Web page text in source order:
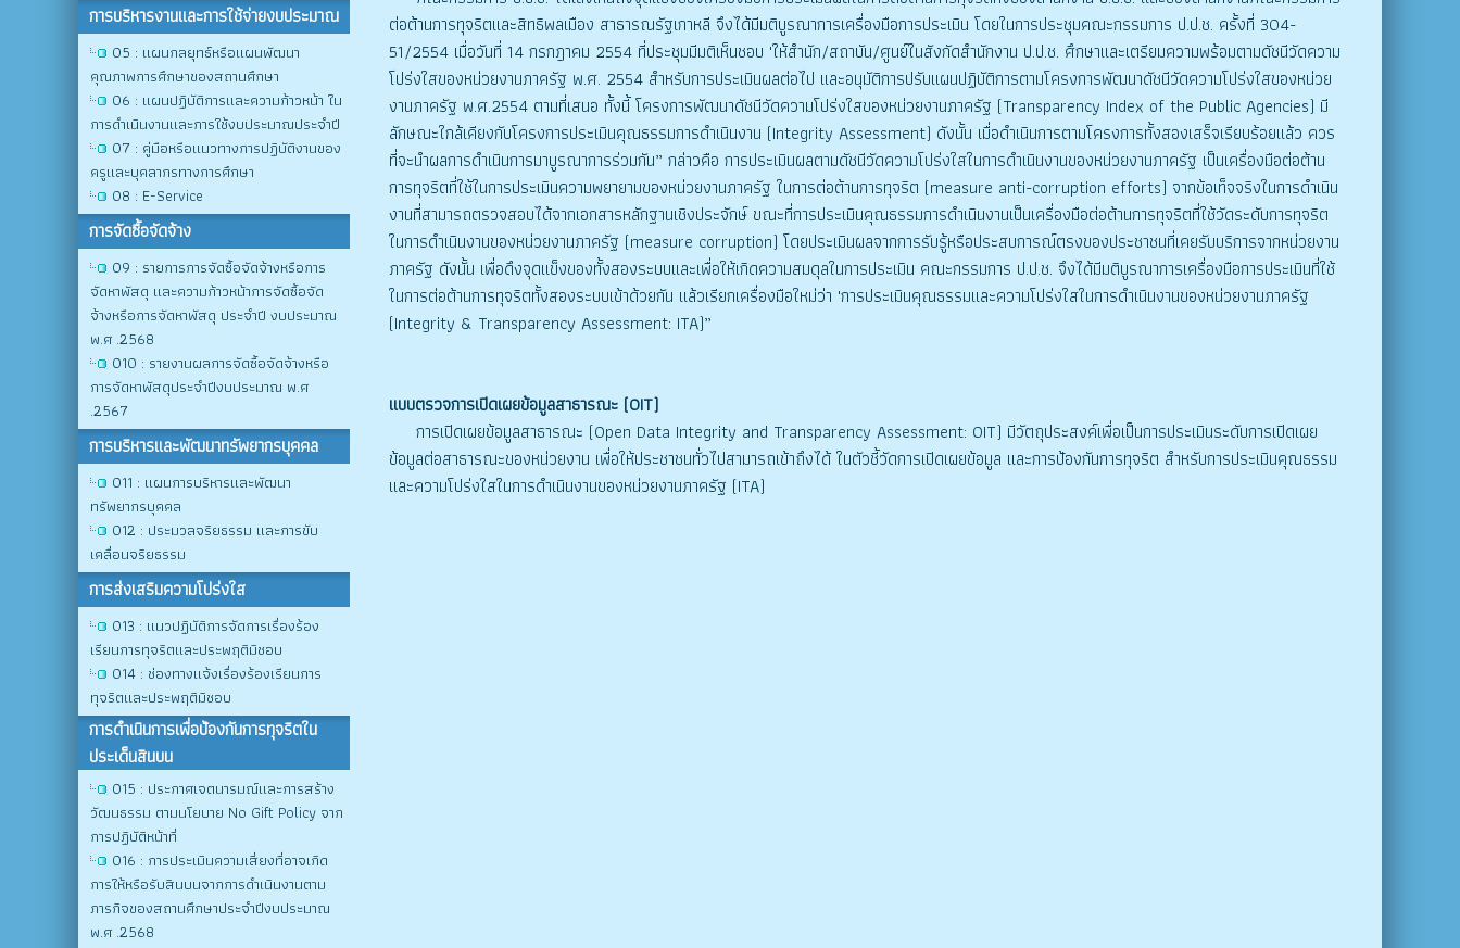
การบริหารงานและการใช้จ่ายงบประมาณ
O5 : แผนกลยุทธ์หรือแผนพัฒนา
คุณภาพการศึกษาของสถานศึกษา
O6 : แผนปฏิบัติการและความก้าวหน้า ใน
การดำเนินงานและการใช้งบประมาณประจำปี
O7 : คู่มือหรือแนวทางการปฏิบัติงานของ
ครูและบุคลากรทางการศึกษา
O8 : E-Service
การจัดซื้อจัดจ้าง
O9 : รายการการจัดซื้อจัดจ้างหรือการ
จัดหาพัสดุ และความก้าวหน้าการจัดซื้อจัด
จ้างหรือการจัดหาพัสดุ ประจำปี งบประมาณ
พ.ศ .2568
O10 : รายงานผลการจัดซื้อจัดจ้างหรือ
การจัดหาพัสดุประจำปีงบประมาณ พ.ศ
.2567
การบริหารและพัฒนาทรัพยากรบุคคล
O11 : แผนการบริหารและพัฒนา
ทรัพยากรบุคคล
O12 : ประมวลจริยธรรม และการขับ
เคลื่อนจริยธรรม
การส่งเสริมความโปร่งใส
O13 : แนวปฏิบัติการจัดการเรื่องร้อง
เรียนการทุจริตและประพฤติมิชอบ
O14 : ช่องทางแจ้งเรื่องร้องเรียนการ
ทุจริตและประพฤติมิชอบ
การดําเนินการเพื่อป้องกันการทุจริตใน
ประเด็นสินบน
O15 : ประกาศเจตนารมณ์และการสร้าง
วัฒนธรรม ตามนโยบาย No Gift Policy จาก
การปฏิบัติหน้าที่
O16 : การประเมินความเสี่ยงที่อาจเกิด
การให้หรือรับสินบนจากการดำเนินงานตาม
ภารกิจของสถานศึกษาประจำปีงบประมาณ
พ.ศ .2568
ต่อต้านการทุจริตและสิทธิพลเมือง สาธารณรัฐเกาหลี จึงได้มีมติบูรณาการเครื่องมือการประเมิน โดยในการประชุมคณะกรรมการ ป.ป.ช. ครั้งที่ 304-
51/2554 เมื่อวันที่ 14 กรกฎาคม 2554 ที่ประชุมมีมติเห็นชอบ 'ให้สำนัก/สถาบัน/ศูนย์ในสังกัดสำนักงาน ป.ป.ช. ศึกษาและเตรียมความพร้อมตามดัชนีวัดความ
โปร่งใสของหน่วยงานภาครัฐ พ.ศ. 2554 สำหรับการประเมินผลต่อไป และอนุมัติการปรับแผนปฏิบัติการตามโครงการพัฒนาดัชนีวัดความโปร่งใสของหน่วย
งานภาครัฐ พ.ศ.2554 ตามที่เสนอ ทั้งนี้ โครงการพัฒนาดัชนีวัดความโปร่งใสของหน่วยงานภาครัฐ (Transparency Index of the Public Agencies) มี
ลักษณะใกล้เคียงกับโครงการประเมินคุณธรรมการดำเนินงาน (Integrity Assessment) ดังนั้น เมื่อดำเนินการตามโครงการทั้งสองเสร็จเรียบร้อยแล้ว ควร
ที่จะนำผลการดำเนินการมาบูรณาการร่วมกัน” กล่าวคือ การประเมินผลตามดัชนีวัดความโปร่งใสในการดำเนินงานของหน่วยงานภาครัฐ เป็นเครื่องมือต่อต้าน
การทุจริตที่ใช้ในการประเมินความพยายามของหน่วยงานภาครัฐ ในการต่อต้านการทุจริต (measure anti-corruption efforts) จากข้อเท็จจริงในการดำเนิน
งานที่สามารถตรวจสอบได้จากเอกสารหลักฐานเชิงประจักษ์ ขณะที่การประเมินคุณธรรมการดำเนินงานเป็นเครื่องมือต่อต้านการทุจริตที่ใช้วัดระดับการทุจริต
ในการดำเนินงานของหน่วยงานภาครัฐ (measure corruption) โดยประเมินผลจากการรับรู้หรือประสบการณ์ตรงของประชาชนที่เคยรับบริการจากหน่วยงาน
ภาครัฐ ดังนั้น เพื่อดึงจุดแข็งของทั้งสองระบบและเพื่อให้เกิดความสมดุลในการประเมิน คณะกรรมการ ป.ป.ช. จึงได้มีมติบูรณาการเครื่องมือการประเมินที่ใช้
ในการต่อต้านการทุจริตทั้งสองระบบเข้าด้วยกัน แล้วเรียกเครื่องมือใหม่ว่า 'การประเมินคุณธรรมและความโปร่งใสในการดำเนินงานของหน่วยงานภาครัฐ
(Integrity & Transparency Assessment: ITA)”
แบบตรวจการเปิดเผยข้อมูลสาธารณะ (OIT)
การเปิดเผยข้อมูลสาธารณะ (Open Data Integrity and Transparency Assessment: OIT) มีวัตถุประสงค์เพื่อเป็นการประเมินระดับการเปิดเผย
ข้อมูลต่อสาธารณะของหน่วยงาน เพื่อให้ประชาชนทั่วไปสามารถเข้าถึงได้ ในตัวชี้วัดการเปิดเผยข้อมูล และการป้องกันการทุจริต สำหรับการประเมินคุณธรรม
และความโปร่งใสในการดำเนินงานของหน่วยงานภาครัฐ (ITA)